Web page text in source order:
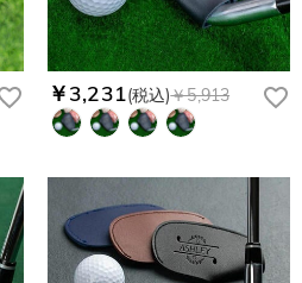
￥3,231(税込)￥5,913